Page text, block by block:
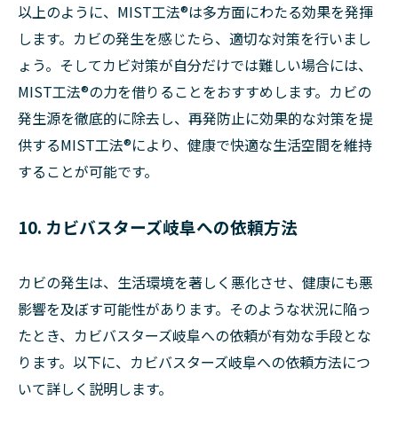
以上のように、MIST工法®は多方面にわたる効果を発揮
します。カビの発生を感じたら、適切な対策を行いまし
ょう。そしてカビ対策が自分だけでは難しい場合には、
MIST工法®の力を借りることをおすすめします。カビの
発生源を徹底的に除去し、再発防止に効果的な対策を提
供するMIST工法®により、健康で快適な生活空間を維持
することが可能です。
10. カビバスターズ岐阜への依頼方法
カビの発生は、生活環境を著しく悪化させ、健康にも悪
影響を及ぼす可能性があります。そのような状況に陥っ
たとき、カビバスターズ岐阜への依頼が有効な手段とな
ります。以下に、カビバスターズ岐阜への依頼方法につ
いて詳しく説明します。